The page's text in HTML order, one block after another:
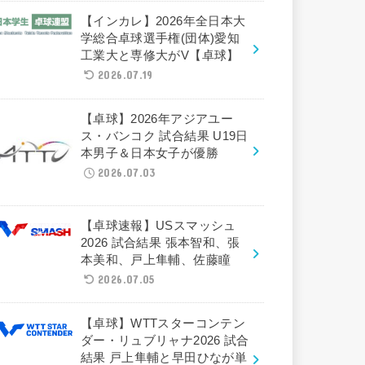
【インカレ】2026年全日本大
学総合卓球選手権(団体)愛知
工業大と専修大がV【卓球】
2026.07.19
【卓球】2026年アジアユー
ス・バンコク 試合結果 U19日
本男子＆日本女子が優勝
2026.07.03
【卓球速報】USスマッシュ
2026 試合結果 張本智和、張
本美和、戸上隼輔、佐藤瞳
2026.07.05
【卓球】WTTスターコンテン
ダー・リュブリャナ2026 試合
結果 戸上隼輔と早田ひなが単